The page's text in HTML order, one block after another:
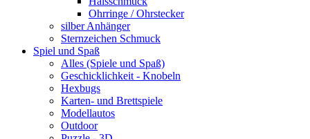
Ohrringe / Ohrstecker
silber Anhänger
Sternzeichen Schmuck
Spiel und Spaß
Alles (Spiele und Spaß)
Geschicklichkeit - Knobeln
Hexbugs
Karten- und Brettspiele
Modellautos
Outdoor